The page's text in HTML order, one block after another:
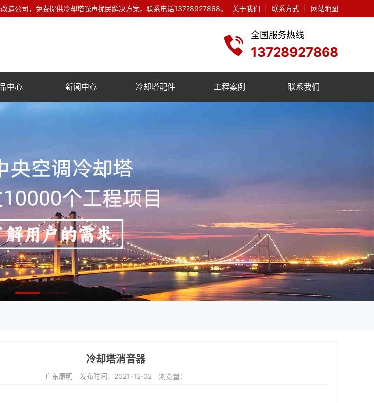
关于我们 联系方式 网站地图
造公司，免费提供冷却塔噪声扰民解决方案，联系电话13728927868。
全国服务热线
13728927868
中心 新闻中心 冷却塔配件 工程案例 联系我们
冷却塔消音器
广东康明 发布时间：2021-12-02 浏览量：